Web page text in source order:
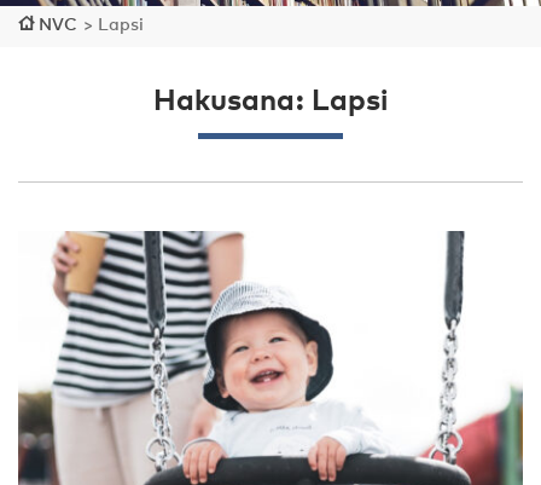
NVC > Lapsi
Hakusana: Lapsi